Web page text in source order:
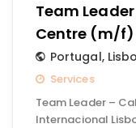
Team
Centre (m/
Portugal,
Services
Team Leader –
Internacional